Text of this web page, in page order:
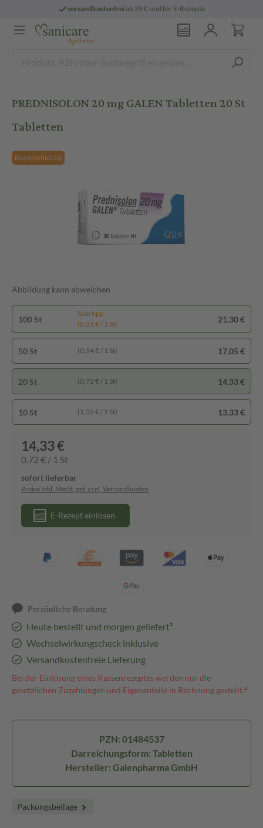
versandkostenfreiab 29 € und für E-Rezepte
PREDNISOLON 20 mg GALEN Tabletten 20 St
Tabletten
Rezeptpflichtig
Abbildung kann abweichen
100 St
Spartipp
(0,21 € / 1 St)
21,30 €
50 St (0,34 € / 1 St) 17,05 €
20 St (0,72 € / 1 St) 14,33 €
10 St (1,33 € / 1 St) 13,33 €
14,33 €
0,72 € / 1 St
sofort lieferbar
Preise inkl. MwSt. ggf. zzgl. Versandkosten
E-Rezept einlösen
Persönliche Beratung
Heute bestellt und morgen geliefert³
Wechselwirkungscheck inklusive
Versandkostenfreie Lieferung
Bei der Einlösung eines Kassenrezeptes werden nur die
gesetzlichen Zuzahlungen und Eigenanteile in Rechnung gestellt.⁴
PZN: 01484537
Darreichungsform: Tabletten
Hersteller: Galenpharma GmbH
Packungsbeilage